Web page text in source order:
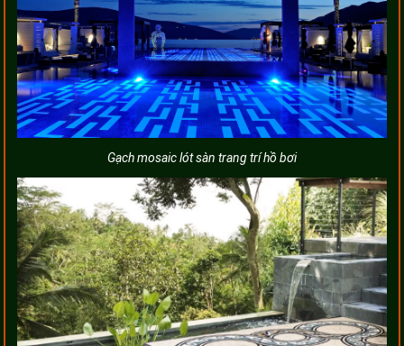
Gạch mosaic lót sàn trang trí hồ bơi